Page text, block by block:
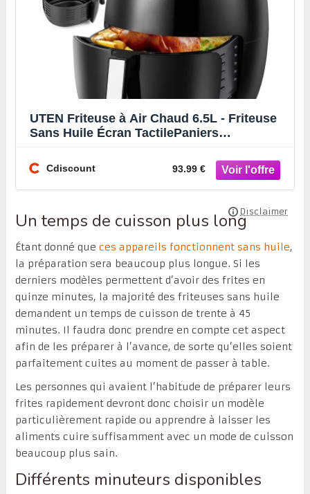
UTEN Friteuse à Air Chaud 6.5L - Friteuse
Sans Huile Écran TactilePaniers
Cdiscount 93.99 €
Un temps de cuisson plus long
Étant donné que ces appareils fonctionnent sans huile,
la préparation sera beaucoup plus longue. Si les
derniers modèles permettent d’avoir des frites en
quinze minutes, la majorité des friteuses sans huile
demandent un temps de cuisson de trente à 45
minutes. Il faudra donc prendre en compte cet aspect
afin de les préparer à l’avance, de sorte qu’elles soient
parfaitement cuites au moment de passer à table.
Les personnes qui avaient l’habitude de préparer leurs
frites rapidement devront donc choisir un modèle
particulièrement rapide ou apprendre à laisser les
aliments cuire suffisamment avec un mode de cuisson
beaucoup plus sain.
Différents minuteurs disponibles